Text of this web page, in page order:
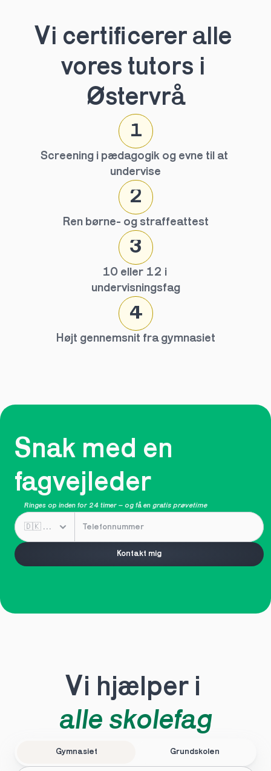
Vi certificerer alle
vores tutors i
Østervrå
1
Screening i pædagogik og evne til at
undervise
2
Ren børne- og straffeattest
3
10 eller 12 i
undervisningsfag
4
Højt gennemsnit fra gymnasiet
Snak med en
fagvejleder
Ringes op inden for 24 timer – og få en gratis prøvetime
Kontakt mig
Vi hjælper i
alle skolefag
Gymnasiet Grundskolen